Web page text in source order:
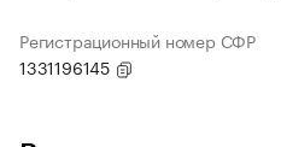
Регистрационный номер СФР
1331196145